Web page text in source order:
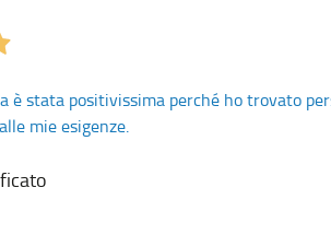
è stata positivissima perché ho trovato
mie esigenze.